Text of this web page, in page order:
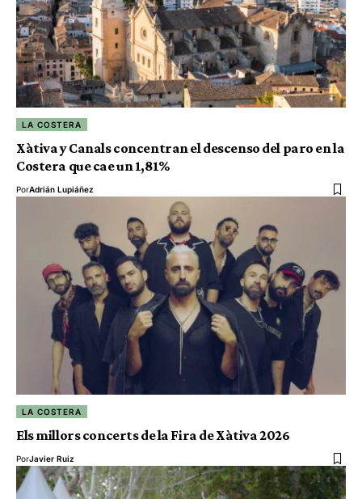
LA COSTERA
Xàtiva y Canals concentran el descenso del paro en la
Costera que cae un 1,81%
PorAdrián Lupiáñez
LA COSTERA
Els millors concerts de la Fira de Xàtiva 2026
PorJavier Ruiz